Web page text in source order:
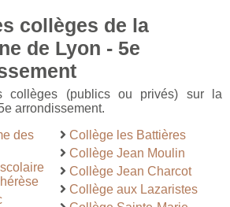
collèges de la
de Lyon - 5e
collèges (publics ou privés) sur la
arrondissement.
des
Collège les Battières
Collège Jean Moulin
Collège Jean Charcot
Collège aux Lazaristes